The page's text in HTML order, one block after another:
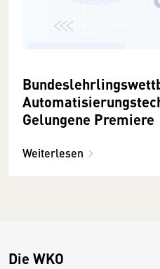
Gelungene Premiere
Weiterlesen
Die WKO